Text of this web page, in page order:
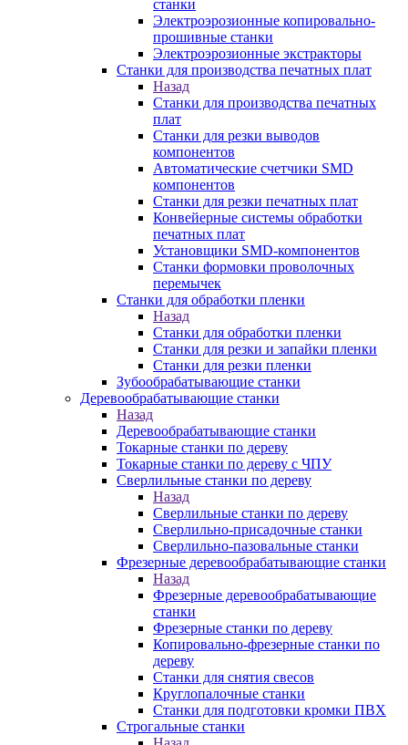
станки
Электроэрозионные копировально-
прошивные станки
Электроэрозионные экстракторы
Станки для производства печатных плат
Назад
Станки для производства печатных
плат
Станки для резки выводов
компонентов
Автоматические счетчики SMD
компонентов
Станки для резки печатных плат
Конвейерные системы обработки
печатных плат
Установщики SMD-компонентов
Станки формовки проволочных
перемычек
Станки для обработки пленки
Назад
Станки для обработки пленки
Станки для резки и запайки пленки
Станки для резки пленки
Зубообрабатывающие станки
Деревообрабатывающие станки
Назад
Деревообрабатывающие станки
Токарные станки по дереву
Токарные станки по дереву с ЧПУ
Сверлильные станки по дереву
Назад
Сверлильные станки по дереву
Сверлильно-присадочные станки
Сверлильно-пазовальные станки
Фрезерные деревообрабатывающие станки
Назад
Фрезерные деревообрабатывающие
станки
Фрезерные станки по дереву
Копировально-фрезерные станки по
дереву
Станки для снятия свесов
Круглопалочные станки
Станки для подготовки кромки ПВХ
Строгальные станки